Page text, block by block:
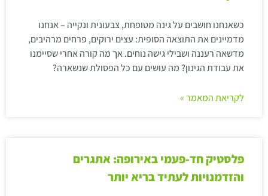
כשאנחנו חושבים על גינה מטופחת, צבעונית ונקייה – אנחנו
מדמיינים את התוצאה הסופית: עצים ירוקים, פרחים מרהיבים,
מדשאה רעננה ושבילי גישה נוחים. אך מה קורה אחרי שסיימנו
את עבודת הגינון? מה עושים עם כל הפסולת שנשארה?
לקריאת המאמר »
פלסטיק חד-פעמי באירופה: אתגרים
והזדמנויות לעתיד בריא יותר